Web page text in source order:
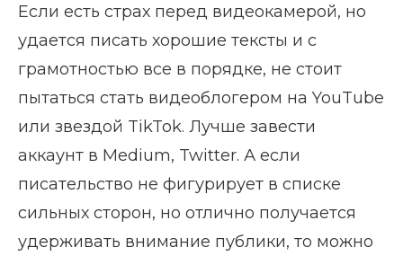
Если есть страх перед видеокамерой, но
удается писать хорошие тексты и с
грамотностью все в порядке, не стоит
пытаться стать видеоблогером на YouTube
или звездой TikTok. Лучше завести
аккаунт в Medium, Twitter. А если
писательство не фигурирует в списке
сильных сторон, но отлично получается
удерживать внимание публики, то можно